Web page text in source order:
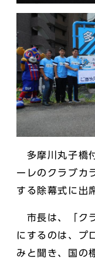
多摩川丸子橋
ーレのクラブカ
する除幕式に出
市長は、「ク
にするのは、プ
みと聞き、国の